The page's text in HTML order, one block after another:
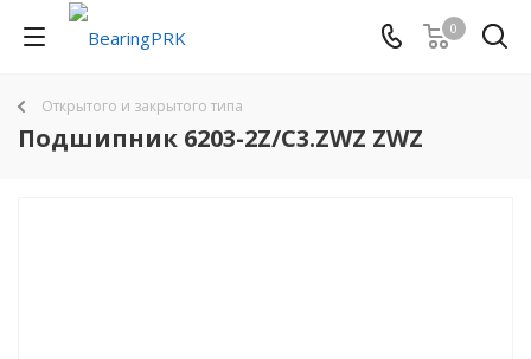
0
Открытого и закрытого типа
Подшипник 6203-2Z/C3.ZWZ ZWZ